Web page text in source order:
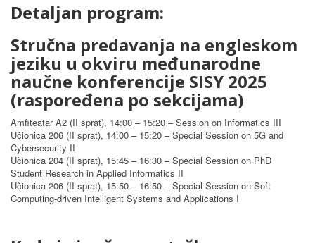
Detaljan program:
Stručna predavanja na engleskom
jeziku u okviru međunarodne
naučne konferencije SISY 2025
(raspoređena po sekcijama)
Amfiteatar A2 (II sprat), 14:00 – 15:20 – Session on Informatics III
Učionica 206 (II sprat), 14:00 – 15:20 – Special Session on 5G and
Cybersecurity II
Učionica 204 (II sprat), 15:45 – 16:30 – Special Session on PhD
Student Research in Applied Informatics II
Učionica 206 (II sprat), 15:50 – 16:50 – Special Session on Soft
Computing-driven Intelligent Systems and Applications I